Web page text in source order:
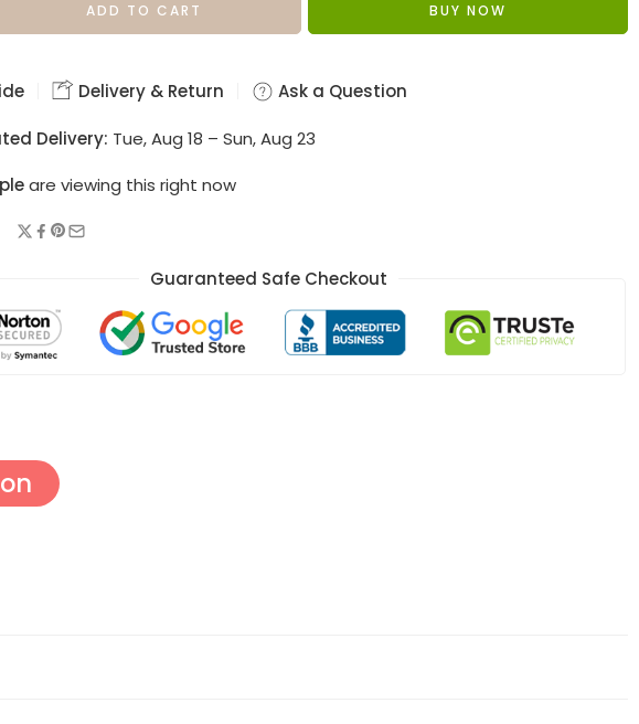
ADD TO CART BUY NOW
Delivery & Return Ask a Question
Delivery: Tue, Aug 18 – Sun, Aug 23
are viewing this right now
Guaranteed Safe Checkout